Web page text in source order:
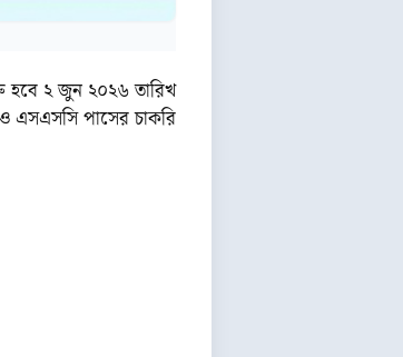
হবে ২ জুন ২০২৬ তারিখ
ও এসএসসি পাসের চাকরি